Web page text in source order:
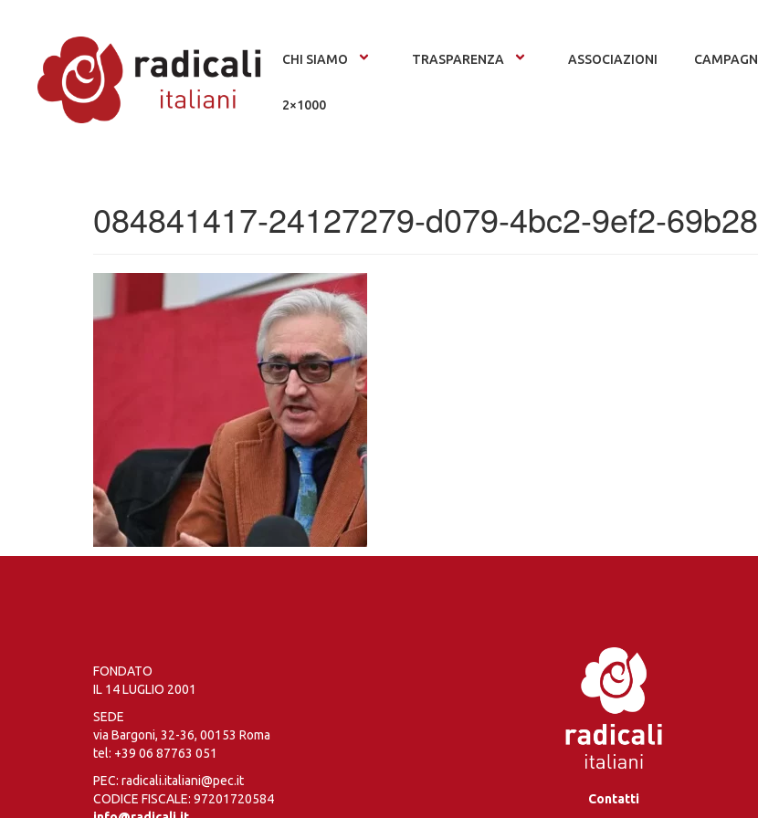
CHI SIAMO TRASPARENZA ASSOCIAZIONI
2×1000
084841417-24127279-d079-4bc2-9ef2-
FONDATO
IL 14 LUGLIO 2001
SEDE
via Bargoni, 32-36, 00153 Roma
tel: +39 06 87763 051
PEC: radicali.italiani@pec.it
CODICE FISCALE: 97201720584
Contatti